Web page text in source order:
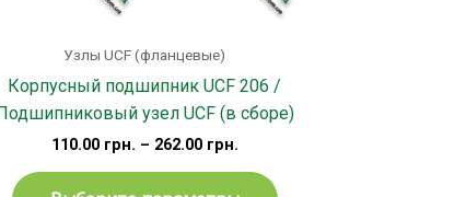
Узлы UCF (фланцевые)
Корпусный подшипник UCF 206 /
узел UCF (в сборе)
110.00 грн. – 262.00 грн.
товара.